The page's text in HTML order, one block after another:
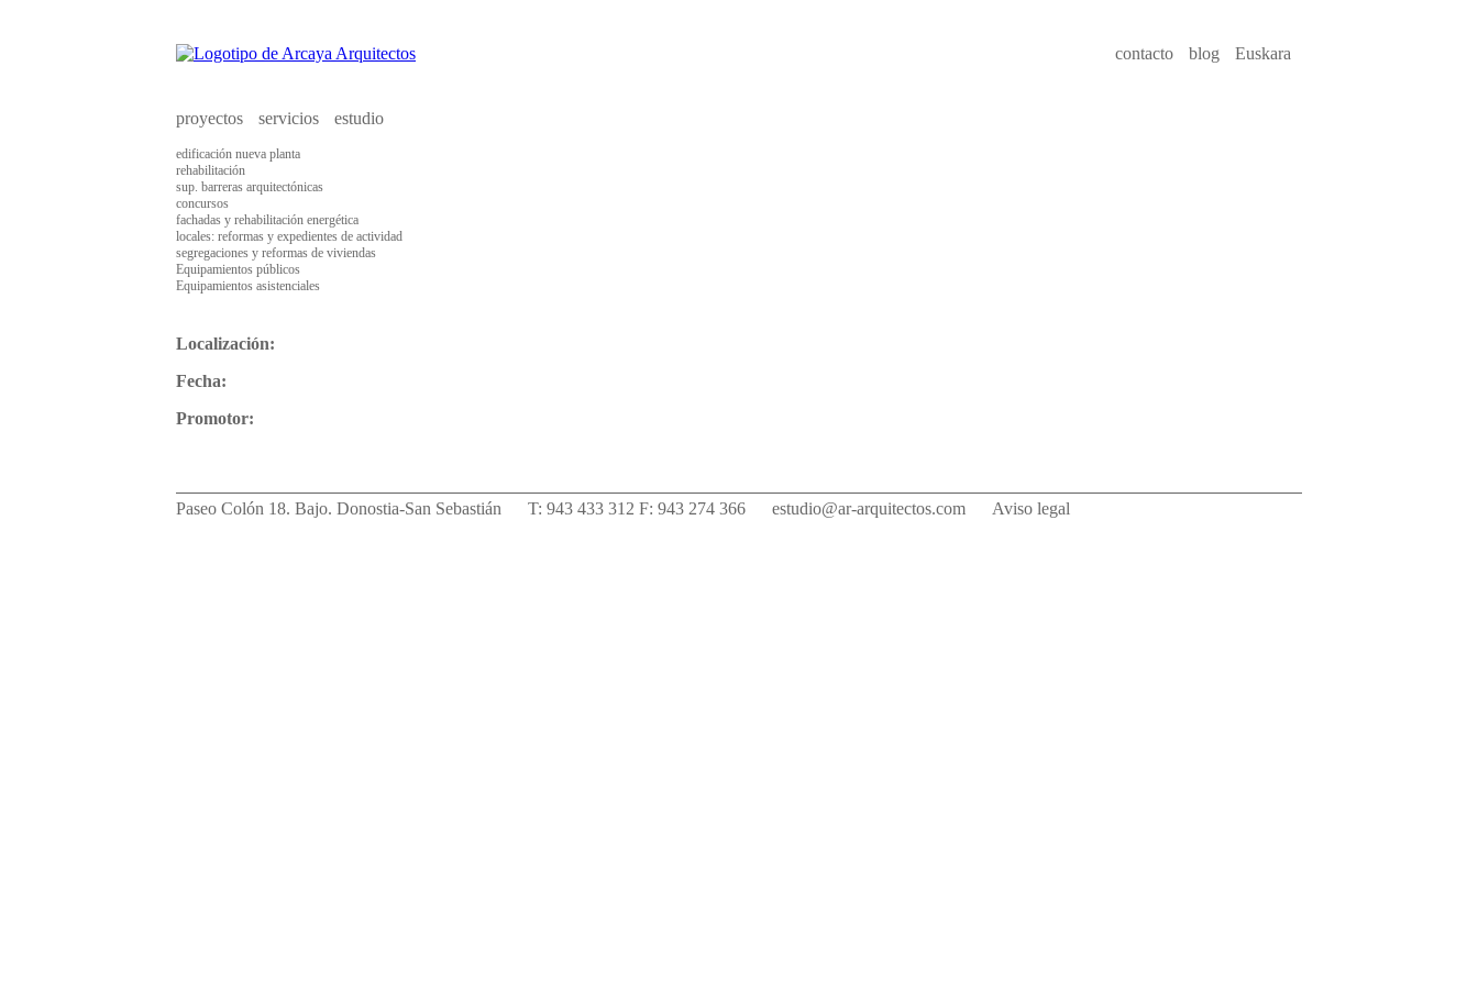
contacto blog Euskara
proyectos servicios estudio
edificación nueva planta
rehabilitación
sup. barreras arquitectónicas
concursos
fachadas y rehabilitación energética
locales: reformas y expedientes de actividad
segregaciones y reformas de viviendas
Equipamientos públicos
Equipamientos asistenciales
Localización:
Fecha:
Promotor:
Paseo Colón 18. Bajo. Donostia-San Sebastián T: 943 433 312 F: 943 274 366 estudio@ar-arquitectos.com Aviso legal